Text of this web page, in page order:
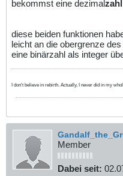
bekommst eine dezimalzahl
diese beiden funktionen
leicht an die obergrenze
eine binärzahl als integer
I don't believe in rebirth. Actually, I never did in my
Member
Dabei seit: